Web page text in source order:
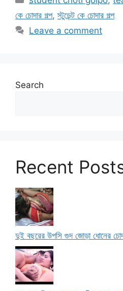
কে চোদার গল্প,স্টুডেন্ট কে চোদার গল্প
Leave a comment
Search
Recent
দুই বছরের উপসি গুদ জোড়া ধোনের